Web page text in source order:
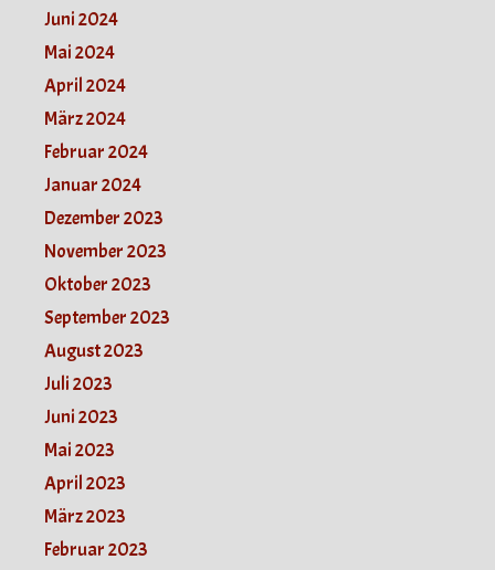
Juni 2024
Mai 2024
April 2024
März 2024
Februar 2024
Januar 2024
Dezember 2023
November 2023
Oktober 2023
September 2023
August 2023
Juli 2023
Juni 2023
Mai 2023
April 2023
März 2023
Februar 2023